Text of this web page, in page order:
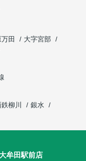
万田
大字宮部
柳川
銀水
牟田駅前店